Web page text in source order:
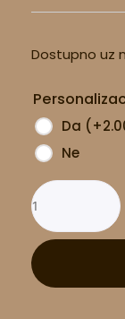
Dostupno uz
Da (
Ne
za
količina